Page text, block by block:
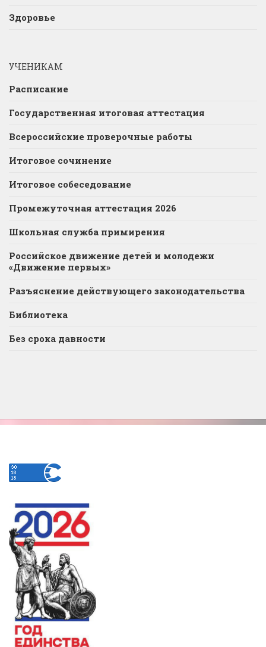
Здоровье
УЧЕНИКАМ
Расписание
Государственная итоговая аттестация
Всероссийские проверочные работы
Итоговое сочинение
Итоговое собеседование
Промежуточная аттестация 2026
Школьная служба примирения
Российское движение детей и молодежи
«Движение первых»
Разъяснение действующего законодательства
Библиотека
Без срока давности